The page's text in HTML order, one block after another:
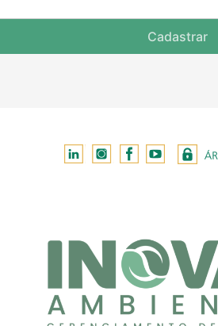
Cadastrar